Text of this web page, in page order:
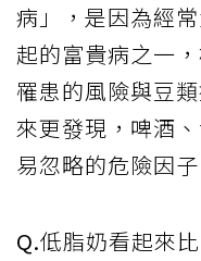
病」，是因為經
起的富貴病之一
罹患的風險與豆
來更發現，啤酒
易忽略的危險因子
Q.低脂奶看起來